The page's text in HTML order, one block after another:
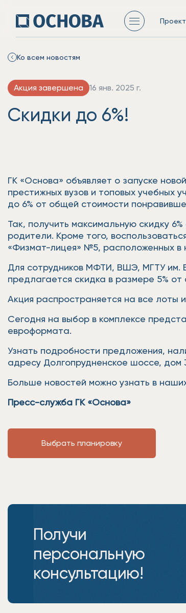
Ко всем новостям
Акция завершена 16 янв. 2025 г.
Скидки до 6%!
ГК «Основа» объявляет о запуске
престижных вузов и топовых учебных
до 6% от общей стоимости
Так, получить максимальную скидку
родители. Кроме того,
«Физмат-лицея» №5, расположенных в
Для сотрудников МФТИ, ВШЭ, МГТУ им.
предлагается скидка в размере 5%
Акция распространяется на все лоты
Сегодня на выбор в комплексе
евроформата.
Узнать подробности предложения,
адресу Долгопрудненское шоссе, дом
Больше новостей можно узнать в
Пресс-служба ГК «Основа»
Выбрать планировку
Получи
персональную
консультацию!